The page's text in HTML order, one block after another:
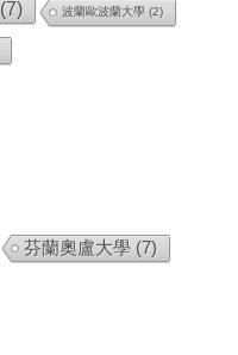
(7) 波蘭歐波蘭大學 (2)
芬蘭奧盧大學 (7)